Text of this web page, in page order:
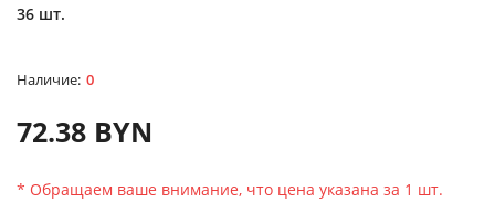
36 шт.
0
72.38 BYN
* Обращаем ваше внимание, что цена указана за 1 шт.